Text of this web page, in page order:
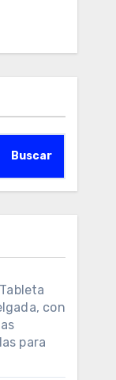
Buscar
con
para